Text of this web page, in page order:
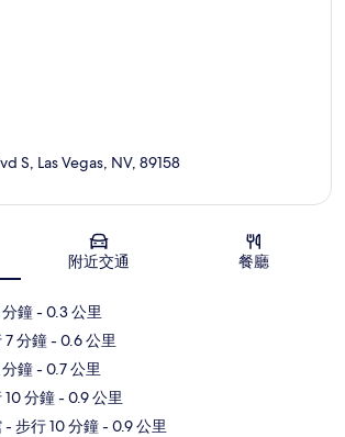
地圖
S, Las Vegas, NV, 89158
附近交通 餐廳
鐘- 0.3 公里
7 分鐘- 0.6 公里
鐘- 0.7 公里
10 分鐘- 0.9 公里
- 步行 10 分鐘- 0.9 公里